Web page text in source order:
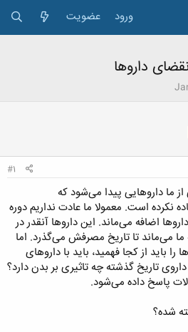
ورود عضویت
داروها
#1
ما داروهایی پیدا می‌شود که
نکرده است. معمولا ما عادت نداریم دوره
اضافه می‌ماند. این داروها آنقدر در
می‌ماند تا تاریخ مصرفش می‌گذرد. اما
باید از کجا فهمید، باید با داروهای
تاریخ گذشته چه تاثیری بر بدن دارد؟
پاسخ داده می‌شود.
شده؟